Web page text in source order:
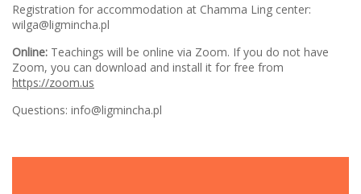
Registration for accommodation at Chamma Ling center:
wilga@ligmincha.pl
Online: Teachings will be online via Zoom. If you do not have
Zoom, you can download and install it for free from
https://zoom.us
Questions: info@ligmincha.pl